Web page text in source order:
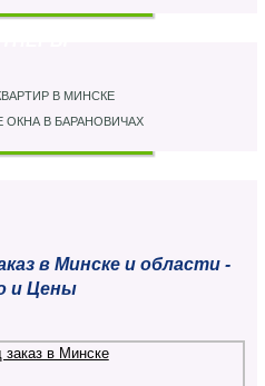
В МИНСКЕ
ОКНА В БАРАНОВИЧАХ
в Минске и области -
и Цены